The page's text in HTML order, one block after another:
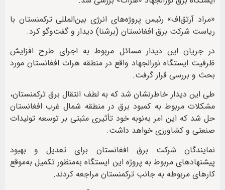
«مراد آرتق‌اف» رئیس پروژه‌های انرژی بین‌المللی ترکمنستان با
ریاست شرکت برق افغانستان (برشنا) دیدار و گفت‌وگو کرد.
در جریان این دیدار مسائل مربوط به اجرای طرح افزایش
ظرفیت ایستگاه نورالجهاد واقع در منطقه هرات افغانستان مورد
بحث و بررسی قرار گرفت.
طی این دیدار خاطرنشان شد که به لطف انتقال برق ترکمنستان،
مشکلات مربوط به کمبود برق در منطقه شمال غرب افغانستان
حل شد که این امر به‌نوبه خود تأثیری مثبتی بر توسعه تولیدات
صنعتی و کشاورزی خواهد داشت.
نمایندگان شرکت برق افغانستان برای تعدیل و بهبود
پیشنهاد‌های مربوط به پروژه این ایستگاه به‌منظور تکمیل به‌موقع
کارهای مربوطه به جانب ترکمنستان مراجعه کردند.